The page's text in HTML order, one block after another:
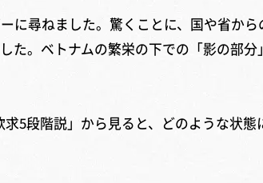
尋ねました。驚くことに、国や省か
た。ベトナムの繁栄の下での「影の部
段階説」から見ると、どのような状態